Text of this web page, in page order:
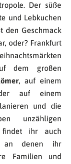
Der süße
und Lebkuchen
den Geschmack
oder? Frankfurt
dem großen
, auf einem
auf einem
und die
unzähligen
findet ihr auch
an denen ihr
Familien und